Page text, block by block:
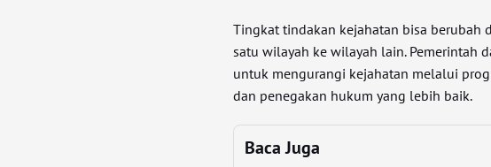
Tingkat tindakan kejahatan bisa berubah
satu wilayah ke wilayah lain. Pemerintah
untuk mengurangi kejahatan melalui
dan penegakan hukum yang lebih baik.
Baca Juga